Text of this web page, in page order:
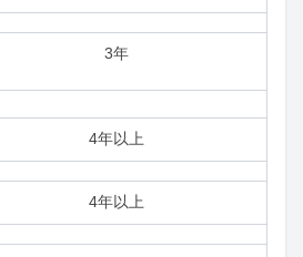
3年
4年以上
4年以上